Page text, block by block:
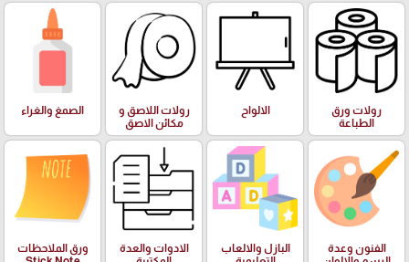
رولات ورق
الطباعة
الالواح
رولات اللاصق و
مكائن الاصق
الصمغ والغراء
الفنون وعدة
البازل والالعاب
الادوات والعدة
ورق الملاحظات